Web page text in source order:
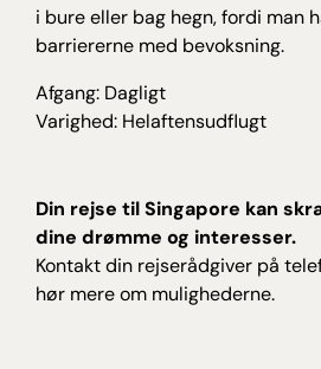
i bure eller bag hegn, fordi man
barriererne med bevoksning.
Afgang: Dagligt
Varighed: Helaftensudflugt
Din rejse til Singapore kan
dine drømme og interesser.
Kontakt din rejserådgiver på
hør mere om mulighederne.